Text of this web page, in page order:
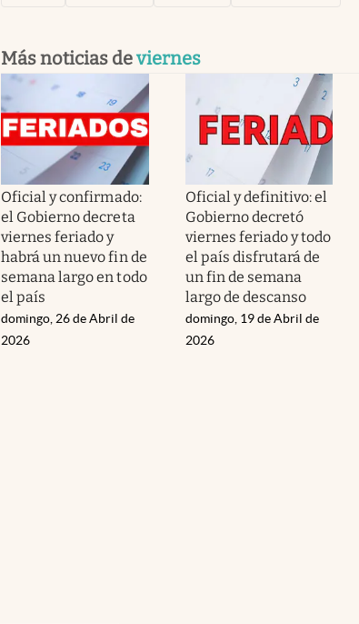
Más noticias deviernes
Oficial y confirmado:
el Gobierno decreta
viernes feriado y
habrá un nuevo fin de
semana largo en todo
el país
domingo, 26 de Abril de
2026
Oficial y definitivo: el
Gobierno decretó
viernes feriado y todo
el país disfrutará de
un fin de semana
largo de descanso
domingo, 19 de Abril de
2026